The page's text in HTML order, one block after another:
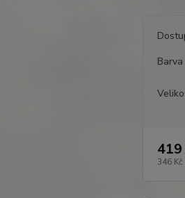
Barva
419
346 Kč